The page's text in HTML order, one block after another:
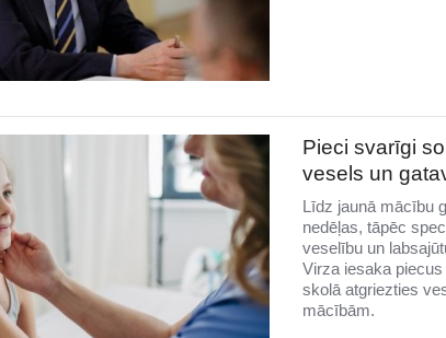
Pieci svarīgi
vesels un
Līdz jaunā mācību
nedēļas, tāpēc
veselību un
Virza iesaka
skolā atgriezties
mācībām.